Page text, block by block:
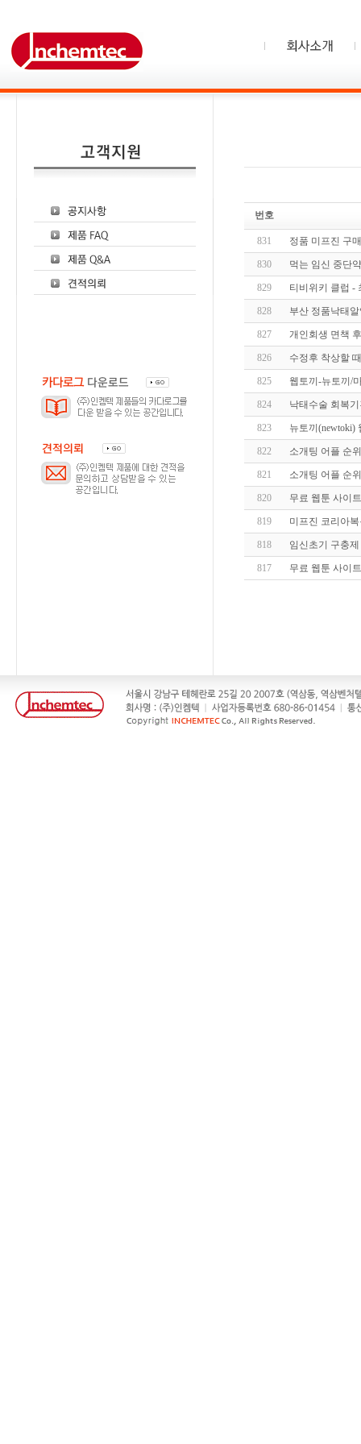
번호
831 정품 미프진 구
830 먹는 임신 중단
829 티비위키 클럽 -
828 부산 정품낙태
827 개인회생 면책
826 수정후 착상할
825 웹토끼-뉴토끼/
824 낙태수술 회복
823 뉴토끼(newtoki)
822 소개팅 어플 순
821 소개팅 어플 순
820 무료 웹툰 사이
819 미프진 코리아
818 임신초기 구충
817 무료 웹툰 사이